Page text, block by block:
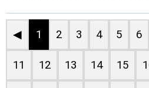
◀ 1 2 3 4 5 6
11 12 13 14 15